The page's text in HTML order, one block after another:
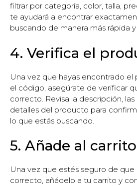
filtrar por categoría, color, talla,
te ayudará a encontrar
buscando de manera más rápida
4. Verifica el
Una vez que hayas encontrado
el código, asegúrate de verificar
correcto. Revisa la descripción,
detalles del producto para
lo que estás buscando.
5. Añade al
Una vez que estés seguro de
correcto, añádelo a tu carrito y